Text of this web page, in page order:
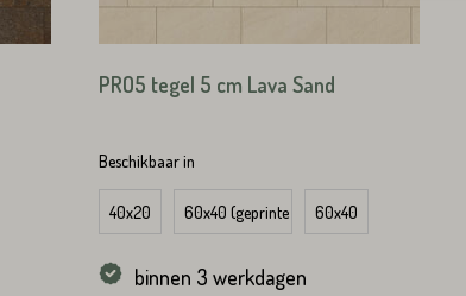
PRO5 tegel 5 cm Lava Sand
Beschikbaar in
40x20 60x40 (geprinte zijkanten)
60x40
binnen 3 werkdagen
VERSTUREN